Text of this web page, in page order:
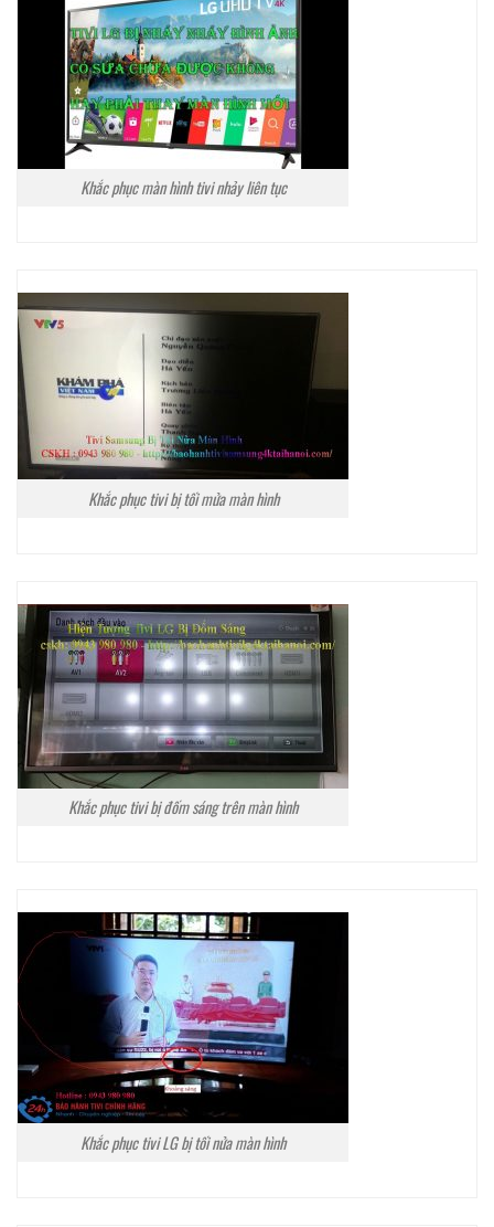
Khắc phục màn hình tivi nhảy liên tục
Khắc phục tivi bị tối mửa màn hình
Khắc phục tivi bị đốm sáng trên màn hình
Khắc phục tivi LG bị tối nửa màn hình